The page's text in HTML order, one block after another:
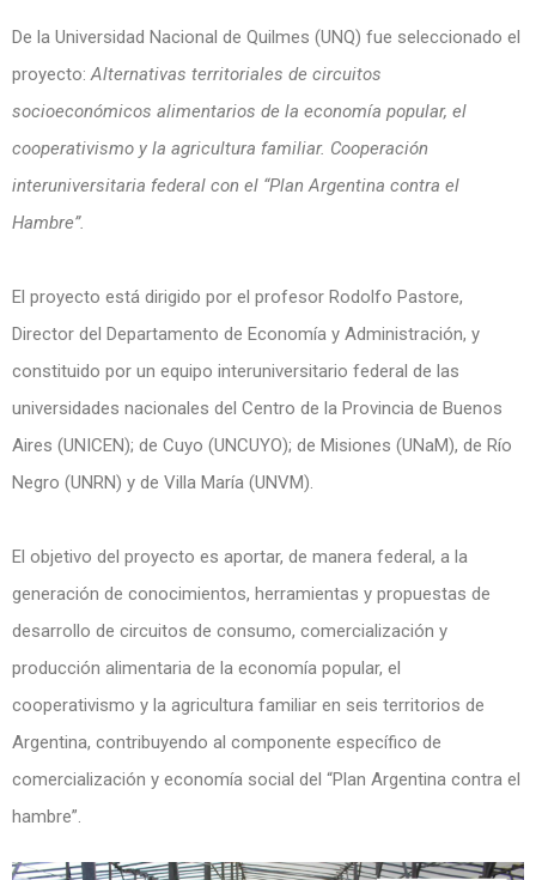
De la Universidad Nacional de Quilmes (UNQ) fue seleccionado el
proyecto:Alternativas territoriales de circuitos
socioeconómicos alimentarios de la economía popular, el
cooperativismo y la agricultura familiar. Cooperación
interuniversitaria federal con el “Plan Argentina contra el
Hambre”.
El proyecto está dirigido por el profesor Rodolfo Pastore,
Director del Departamento de Economía y Administración, y
constituido por un equipo interuniversitario federal de las
universidades nacionales del Centro de la Provincia de Buenos
Aires (UNICEN); de Cuyo (UNCUYO); de Misiones (UNaM), de Río
Negro (UNRN) y de Villa María (UNVM).
El objetivo del proyecto es aportar, de manera federal, a la
generación de conocimientos, herramientas y propuestas de
desarrollo de circuitos de consumo, comercialización y
producción alimentaria de la economía popular, el
cooperativismo y la agricultura familiar en seis territorios de
Argentina, contribuyendo al componente específico de
comercialización y economía social del “Plan Argentina contra el
hambre”.